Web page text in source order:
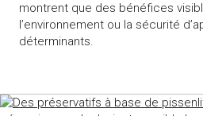
montrent que des bénéfices
l’environnement ou la sécurité
déterminants.